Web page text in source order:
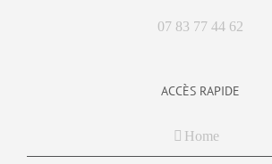
07 83 77 44 62
ACCÈS RAPIDE
Home